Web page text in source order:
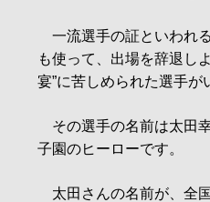
一流選手の証といわれ
も使って、出場を辞退し
宴”に苦しめられた選手が
その選手の名前は太田
子園のヒーローです。
太田さんの名前が、全